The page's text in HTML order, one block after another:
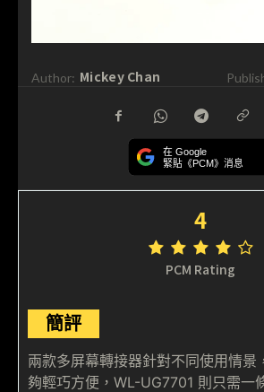
Author: Mickey Chan
在 Google
緊貼《PCM》消息
4
PCM Rating
簡評
兩款多屏幕轉接器針對不同使用情
夠輕巧方便，WL-UG7701 則只需一